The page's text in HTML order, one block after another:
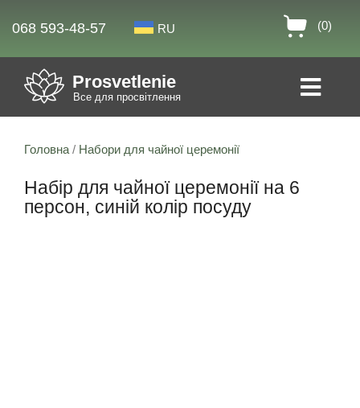
068 593-48-57 RU (0)
Prosvetlenie
Все для просвітлення
Головна / Набори для чайної церемонії
Набір для чайної церемонії на 6
персон, синій колір посуду